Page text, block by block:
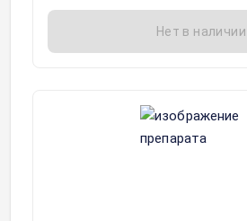
Нет в наличии